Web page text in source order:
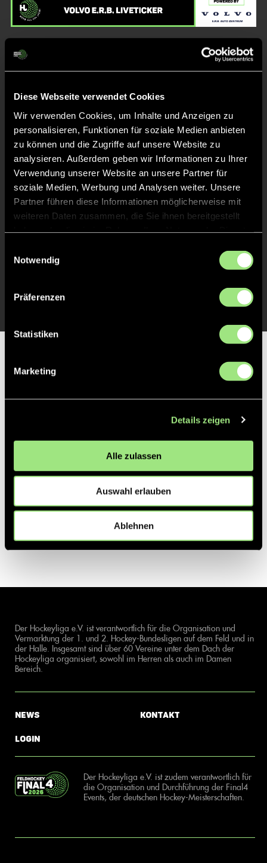
Diese Webseite verwendet Cookies
Wir verwenden Cookies, um Inhalte und Anzeigen zu
personalisieren, Funktionen für soziale Medien anbieten
zu können und die Zugriffe auf unsere Website zu
analysieren. Außerdem geben wir Informationen zu Ihrer
Verwendung unserer Website an unsere Partner für
soziale Medien, Werbung und Analysen weiter. Unsere
Partner führen diese Informationen möglicherweise mit
weiteren Daten zusammen, die Sie ihnen bereitgestellt
Notwendig
Präferenzen
Statistiken
Marketing
Details zeigen
Alle zulassen
Auswahl erlauben
Ablehnen
Liveticker
Keine Daten verfügbar.
Der Hockeyliga e.V. ist verantwortlich für die Organisation und
Vermarktung der 1. und 2. Hockey-Bundesligen auf dem Feld und in
der Halle. Insgesamt sind über 60 Vereine unter dem Dach der
Hockeyliga organisiert, sowohl im Herren als auch im Damen
Bereich.
News
Login
Kontakt
Der Hockeyliga e.V. ist zudem verantwortlich für
die Organisation und Durchführung der Final4
Events, der deutschen Hockey-Meisterschaften.